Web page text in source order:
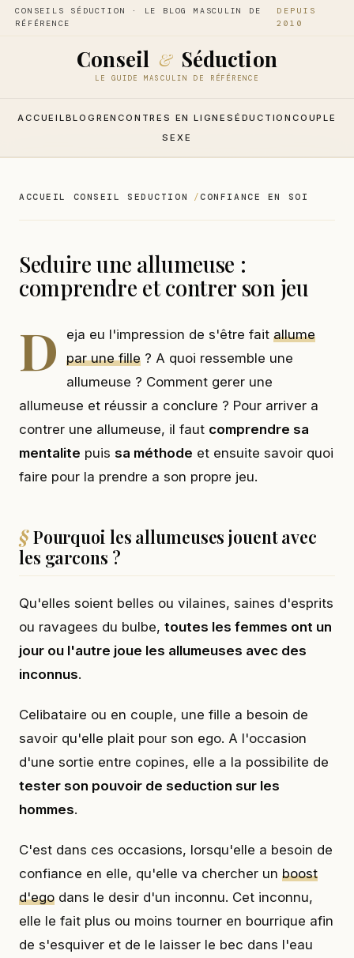
CONSEILS SÉDUCTION · LE BLOG MASCULIN DE
RÉFÉRENCE
DEPUIS
2010
Conseil & Séduction
LE GUIDE MASCULIN DE RÉFÉRENCE
ACCUEIL BLOG RENCONTRES EN LIGNE SÉDUCTIONCOUPLE
SEXE
ACCUEIL CONSEIL SEDUCTION CONFIANCE EN SOI
Seduire une allumeuse :
comprendre et contrer son jeu
D eja eu l'impression de s'être fait allume
par une fille? A quoi ressemble une
allumeuse ? Comment gerer une
allumeuse et réussir a conclure ? Pour arriver a
contrer une allumeuse, il faut comprendre sa
mentalite puis sa méthode et ensuite savoir quoi
faire pour la prendre a son propre jeu.
Pourquoi les allumeuses jouent avec
les garcons ?
Qu'elles soient belles ou vilaines, saines d'esprits
ou ravagees du bulbe, toutes les femmes ont un
jour ou l'autre joue les allumeuses avec des
inconnus.
Celibataire ou en couple, une fille a besoin de
savoir qu'elle plait pour son ego. A l'occasion
d'une sortie entre copines, elle a la possibilite de
tester son pouvoir de seduction sur les
hommes.
C'est dans ces occasions, lorsqu'elle a besoin de
confiance en elle, qu'elle va chercher un boost
d'ego dans le desir d'un inconnu. Cet inconnu,
elle le fait plus ou moins tourner en bourrique afin
de s'esquiver et de le laisser le bec dans l'eau